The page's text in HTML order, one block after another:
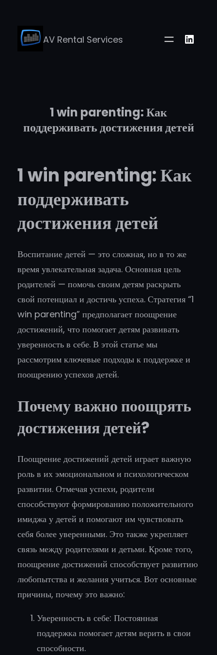
content AV Rental Services
1 win parenting: Как
поддерживать достижения детей
1 win parenting: Как
поддерживать
достижения детей
Воспитание детей — это сложная, но в то же
время увлекательная задача. Основная цель
родителей — помочь своим детям раскрыть
свой потенциал и достичь успеха. Стратегия “1
win parenting” предполагает поощрение
достижений, что помогает детям развивать
уверенность в себе. В этой статье мы
рассмотрим ключевые подходы к поддержке и
поощрению успехов детей.
Почему важно поощрять
достижения детей?
Поощрение достижений детей играет важную
роль в их эмоциональном и психологическом
развитии. Отмечая успехи, родители
способствуют формированию положительного
имиджа у детей и помогают им чувствовать
себя более уверенными. Это также укрепляет
связь между родителями и детьми. Кроме того,
поощрение достижений способствует развитию
любопытства и желания учиться. Вот основные
причины, почему это важно:
Уверенность в себе: Постоянная
поддержка помогает детям верить в свои
способности.